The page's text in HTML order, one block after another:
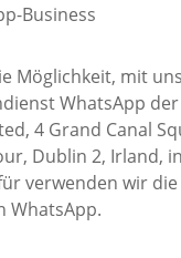
Business
Möglichkeit, mit
WhatsApp
4 Grand Canal
Dublin 2, Irland,
verwenden wir die
WhatsApp.